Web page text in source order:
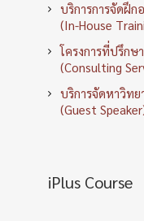
บริการการจัดฝึ
(In-House
โครงการที่ปรึกษ
(Consulting
บริการจัดหาวิทย
(Guest
iPlus Course